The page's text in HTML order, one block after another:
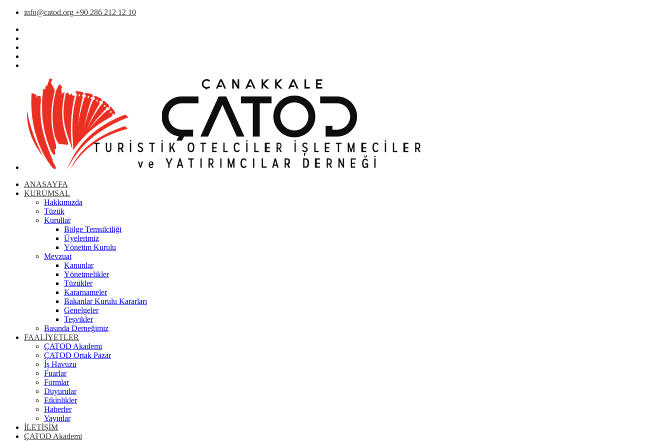
info@catod.org +90 286 212 12 10
ANASAYFA
KURUMSAL
Hakkımızda
Tüzük
Kurullar
Bölge Temsilciliği
Üyelerimiz
Yönetim Kurulu
Mevzuat
Kanunlar
Yönetmelikler
Tüzükler
Kararnameler
Bakanlar Kurulu Kararları
Genelgeler
Teşvikler
Basında Derneğimiz
FAALİYETLER
ÇATOD Akademi
ÇATOD Ortak Pazar
İş Havuzu
Fuarlar
Formlar
Duyurular
Etkinlikler
Haberler
Yayınlar
İLETİŞİM
ÇATOD Akademi